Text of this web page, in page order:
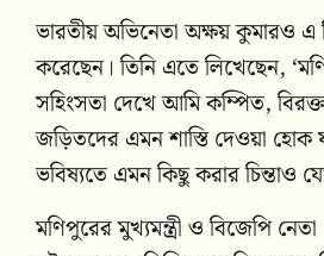
ভারতীয় অভিনেতা অক্ষয় কুমারও এ
করেছেন। তিনি এতে লিখেছেন,
সহিংসতা দেখে আমি কম্পিত,
জড়িতদের এমন শাস্তি দেওয়া হোক
ভবিষ্যতে এমন কিছু করার চিন্তাও
মণিপুরের মুখ্যমন্ত্রী ও বিজেপি